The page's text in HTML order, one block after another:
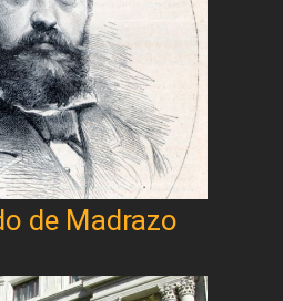
de Madrazo